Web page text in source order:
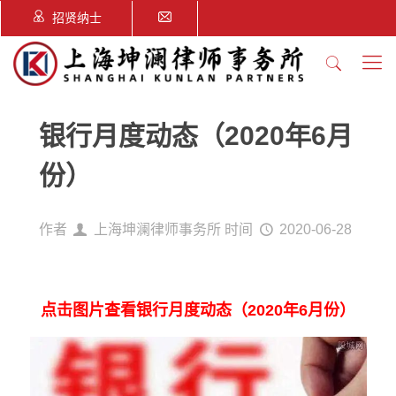
招贤纳士
银行月度动态（2020年6月
份）
作者 上海坤澜律师事务所 时间 2020-06-28
点击图片查看银行月度动态（2020年6月份）